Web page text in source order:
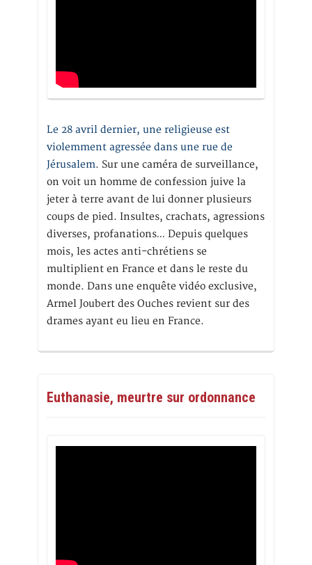
Le 28 avril dernier, une religieuse est
violemment agressée dans une rue de
Jérusalem. Sur une caméra de surveillance,
on voit un homme de confession juive la
jeter à terre avant de lui donner plusieurs
coups de pied. Insultes, crachats, agressions
diverses, profanations… Depuis quelques
mois, les actes anti-chrétiens se
multiplient en France et dans le reste du
monde. Dans une enquête vidéo exclusive,
Armel Joubert des Ouches revient sur des
drames ayant eu lieu en France.
Euthanasie, meurtre sur ordonnance